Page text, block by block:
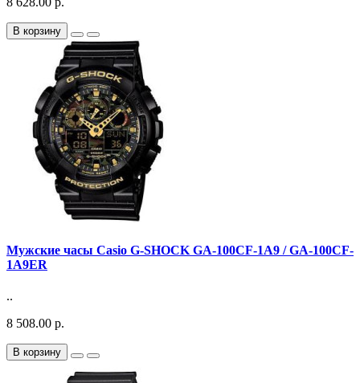
В корзину
Мужские часы Casio G-SHOCK GA-100CF-1A9 / GA-100CF-
1A9ER
..
8 508.00 р.
В корзину